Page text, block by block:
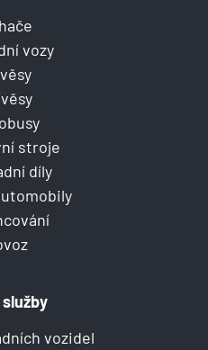
vozy
stroje
díly
služby
vozidel